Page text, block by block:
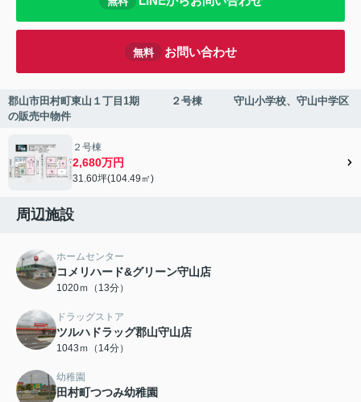
無料 お問い合わせ
郡山市田村町東山１丁目1期 ２号棟 守山小学校、守山中学区
の販売中物件
２号棟
2,680万円
31.60坪(104.49㎡)
周辺施設
ホームセンター
コメリハード&グリーン守山店
1020ｍ（13分）
ドラッグストア
ツルハドラッグ郡山守山店
1043ｍ（14分）
幼稚園
田村町つつみ幼稚園